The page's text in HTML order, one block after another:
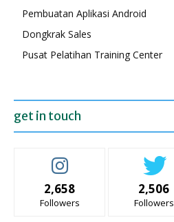
Pembuatan Aplikasi Android
Dongkrak Sales
Pusat Pelatihan Training Center
get in touch
2,658
Followers
2,506
Followers